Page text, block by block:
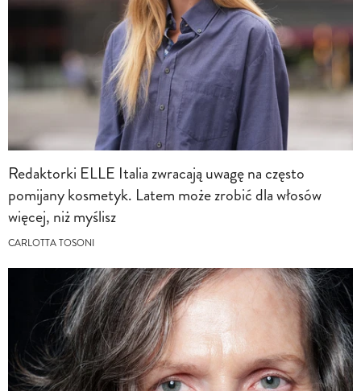
Redaktorki ELLE Italia zwracają uwagę na często
pomijany kosmetyk. Latem może zrobić dla włosów
więcej, niż myślisz
CARLOTTA TOSONI